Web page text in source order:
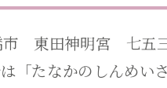
「たなかのしんめい